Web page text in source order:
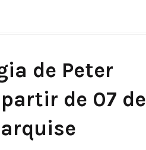
de Peter
de 07 de